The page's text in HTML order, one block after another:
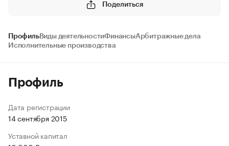
Поделиться
ПрофильВиды деятельностиФинансыАрбитражные дела
Исполнительные производства
Профиль
Дата регистрации
14 сентября 2015
Уставной капитал